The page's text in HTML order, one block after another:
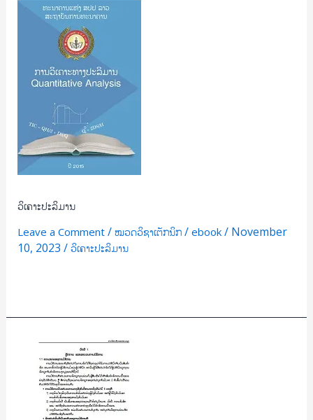
ວິເຄາະປະລິມານ
Leave a Comment / ໝວດວິຊາເຕັກນິກ/ ebook / November
10, 2023 / ວິເຄາະປະລິມານ